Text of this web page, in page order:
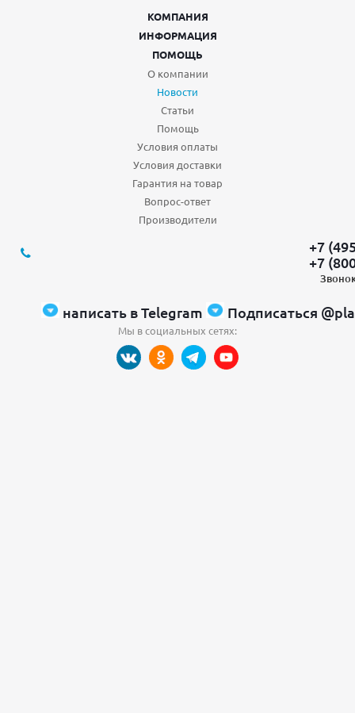
КОМПАНИЯ
ИНФОРМАЦИЯ
ПОМОЩЬ
О компании
Новости
Статьи
Помощь
Условия оплаты
Условия доставки
Гарантия на товар
Вопрос-ответ
Производители
+7
+7
написать в Telegram Подписаться
Мы в социальных сетях: